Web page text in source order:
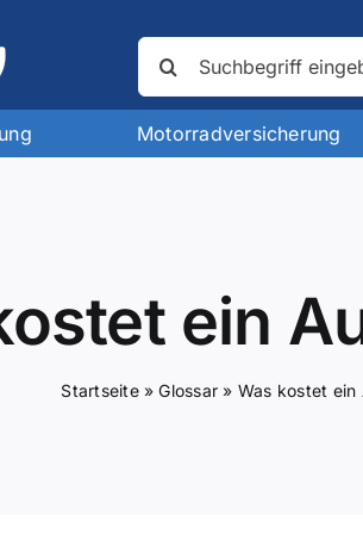
nach:
Motorradversicherung
ein
Startseite»Glossar » Was kostet ein